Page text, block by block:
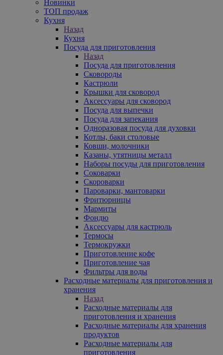
Новинки
ТОП продаж
Кухня
Назад
Кухня
Посуда для приготовления
Назад
Посуда для приготовления
Сковороды
Кастрюли
Крышки для сковород
Аксессуары для сковород
Посуда для выпечки
Посуда для запекания
Одноразовая посуда для духовки
Котлы, баки столовые
Ковши, молочники
Казаны, утятницы металл
Наборы посуды для приготовления
Соковарки
Скороварки
Пароварки, мантоварки
Фритюрницы
Мармиты
Фондю
Аксессуары для кастрюль
Термосы
Термокружки
Приготовление кофе
Приготовление чая
Фильтры для воды
Расходные материалы для приготовления и
хранения
Назад
Расходные материалы для
приготовления и хранения
Расходные материалы для хранения
продуктов
Расходные материалы для
приготовления